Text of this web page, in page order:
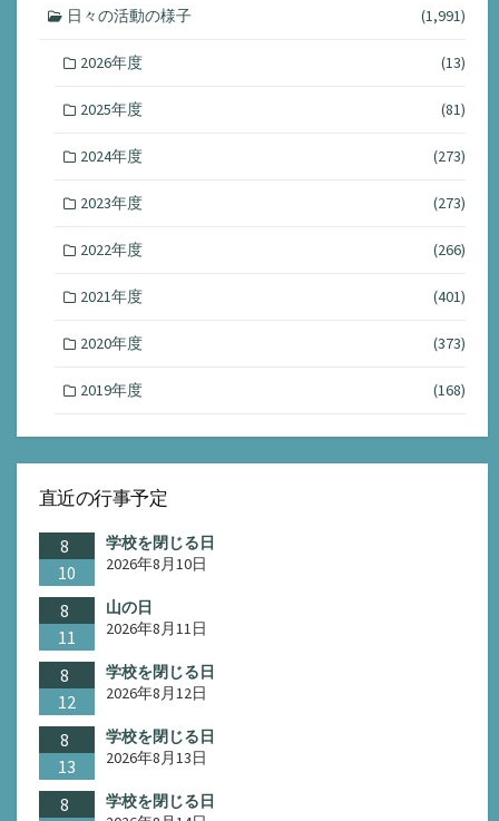
日々の活動の様子 (1,991)
2026年度 (13)
2025年度 (81)
2024年度 (273)
2023年度 (273)
2022年度 (266)
2021年度 (401)
2020年度 (373)
2019年度 (168)
直近の行事予定
8
10
学校を閉じる日
2026年8月10日
8
11
山の日
2026年8月11日
8
12
学校を閉じる日
2026年8月12日
8
13
学校を閉じる日
2026年8月13日
8
学校を閉じる日